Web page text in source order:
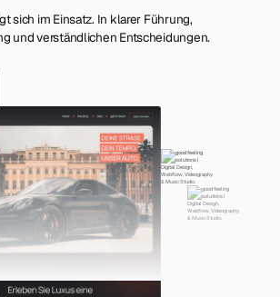
sich im Einsatz. In klarer Führung,
und verständlichen Entscheidungen.